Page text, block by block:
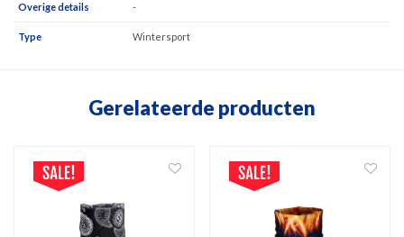
Overige details -
Type Wintersport
Gerelateerde producten